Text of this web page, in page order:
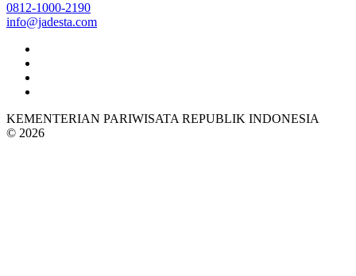
0812-1000-2190
info@jadesta.com
KEMENTERIAN PARIWISATA REPUBLIK INDONESIA
© 2026